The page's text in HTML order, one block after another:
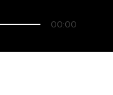
00:00